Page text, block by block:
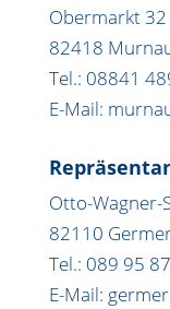
Obermarkt 32
82418
Tel.: 08841
E-Mail:
Otto-Wagner-
82110
Tel.: 089 95
E-Mail: